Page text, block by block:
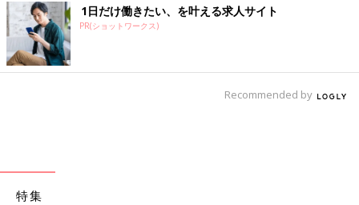
1日だけ働きたい、を叶える求人サイト
PR(ショットワークス)
Recommended by
特集